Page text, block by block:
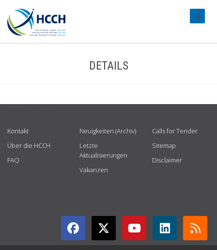
DETAILS
Kontakt
Über die HCCH
FAQ
Neuigkeiten (Archiv)
Letzte
Aktualisierungen
Vakanzen
Calls for Tender
Sitemap
Disclaimer